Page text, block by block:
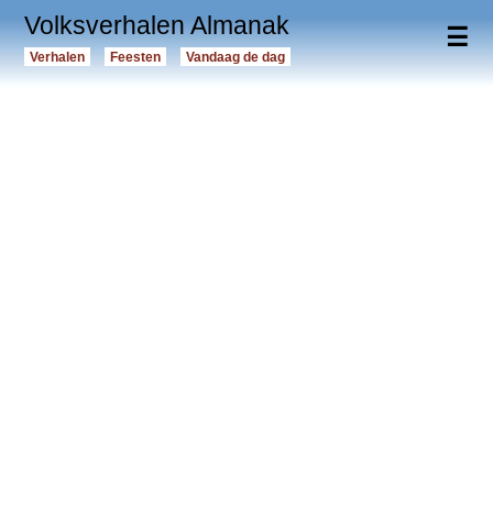
☰
Volksverhalen Almanak
Verhalen Feesten Vandaag de dag